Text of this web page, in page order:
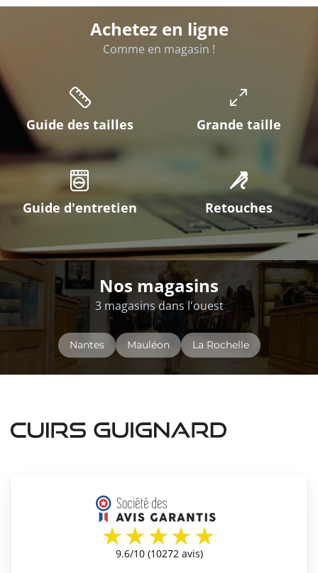
Achetez en ligne
Comme en magasin !
Guide des tailles Grande taille
Guide d'entretien Retouches
Nos magasins
3 magasins dans l'ouest
Nantes Mauléon La Rochelle